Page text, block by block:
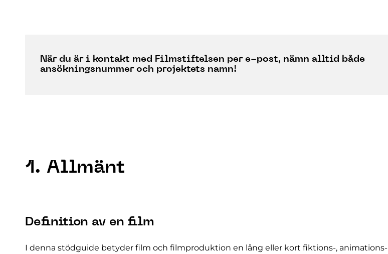
När du är i kontakt med Filmstiftelsen per e-post, nämn alltid
både
ansökningsnummer och projektets namn!
1. Allmänt
Definition av en film
I denna stödguide betyder film och filmproduktion en lång eller kort fiktions-, animations-